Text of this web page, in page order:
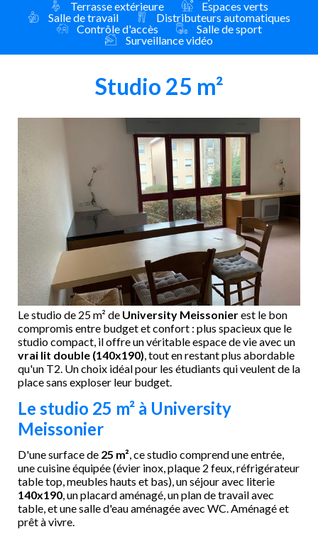
Terrasse extérieure
Espaces verts
Salle de travail
Distributeurs automatiques
Contrôle d'accès
Salle de sport
Surveillance vidéo
Studio 25 m²
Le studio de 25 m² de University Meissonierest le bon
compromis entre budget et confort : plus spacieux que le
studio compact, il offre un véritable espace de vie avec un
vrai lit double (140x190), tout en restant plus abordable
qu'un T2. Un choix idéal pour les étudiants qui veulent de la
place sans exploser leur budget.
Le studio 25 m² à University
Meissonier
D'une surface de 25 m², ce studio comprend une entrée,
une cuisine équipée (évier inox, plaque 2 feux, réfrigérateur
table top, meubles hauts et bas), un séjour avec literie
140x190, un placard aménagé, un plan de travail avec
table, et une salle d'eau aménagée avec WC. Aménagé et
prêt à vivre.